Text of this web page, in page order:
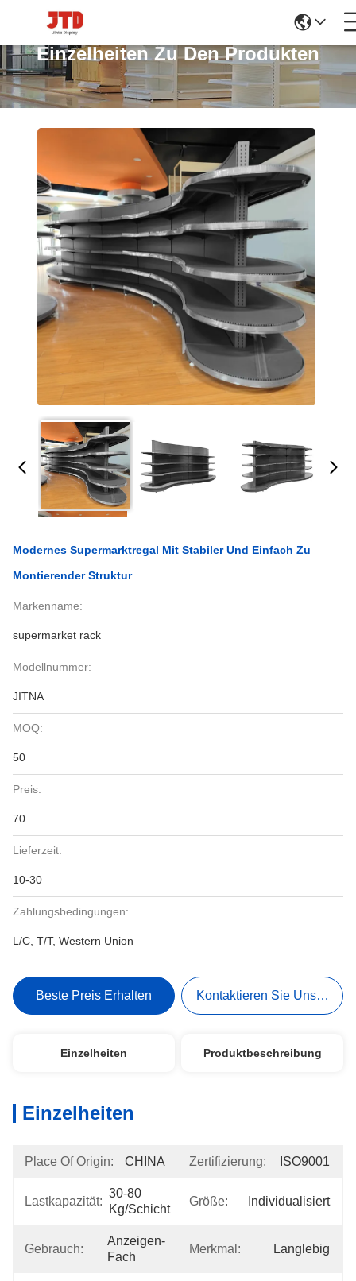
Einzelheiten Zu Den Produkten
Modernes Supermarktregal Mit Stabiler Und Einfach Zu
Montierender Struktur
Markenname:
supermarket rack
Modellnummer:
JITNA
MOQ:
50
Preis:
70
Lieferzeit:
10-30
Zahlungsbedingungen:
L/C, T/T, Western Union
Beste Preis Erhalten Kontaktieren Sie Uns Jetzt
Einzelheiten Produktbeschreibung
Einzelheiten
Place Of Origin: CHINA Zertifizierung: ISO9001
Lastkapazität:
30-80
Kg/Schicht
Größe: Individualisiert
Gebrauch:
Anzeigen-
Fach
Merkmal: Langlebig